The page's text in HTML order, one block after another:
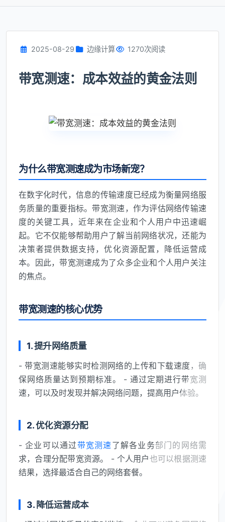
2025-08-29 边缘计算 1270次阅读
带宽测速：成本效益的黄金法则
为什么带宽测速成为市场新宠？
在数字化时代，信息的传输速度已经成为衡量网络服
务质量的重要指标。带宽测速，作为评估网络传输速
度的关键工具，近年来在企业和个人用户中迅速崛
起。它不仅能够帮助用户了解当前网络状况，还能为
决策者提供数据支持，优化资源配置，降低运营成
本。因此，带宽测速成为了众多企业和个人用户关注
的焦点。
带宽测速的核心优势
1.提升网络质量
- 带宽测速能够实时检测网络的上传和下载速度，确
保网络质量达到预期标准。 - 通过定期进行带宽测
速，可以及时发现并解决网络问题，提高用户体验。
2.优化资源分配
- 企业可以通过带宽测速了解各业务部门的网络需
求，合理分配带宽资源。 - 个人用户也可以根据测速
结果，选择最适合自己的网络套餐。
3. 降低运营成本